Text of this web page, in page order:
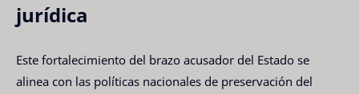
jurídica
Este fortalecimiento del brazo acusador del Estado se
alinea con las políticas nacionales de preservación del